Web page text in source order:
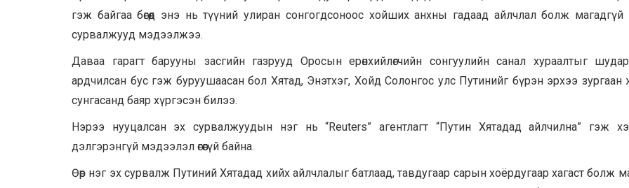
гэж байгаа бөгөөд энэ нь түүний улиран сонгогдсоноос хойших анхны гадаад айлчлал болж
сурвалжууд мэдээлжээ.
Даваа гарагт барууны засгийн газрууд Оросын ерөнхийлөгчийн сонгуулийн санал хураалтыг
ардчилсан бус гэж буруушаасан бол Хятад, Энэтхэг, Хойд Солонгос улс Путинийг бүрэн эрхээ зургаан
сунгасанд баяр хүргэсэн билээ.
Нэрээ нууцалсан эх сурвалжуудын нэг нь “Reuters” агентлагт “Путин Хятадад айлчилна” гэж
дэлгэрэнгүй мэдээлэл өгөөгүй байна.
Өөр нэг эх сурвалж Путиний Хятадад хийх айлчлалыг батлаад, тавдугаар сарын хоёрдугаар хагаст болж